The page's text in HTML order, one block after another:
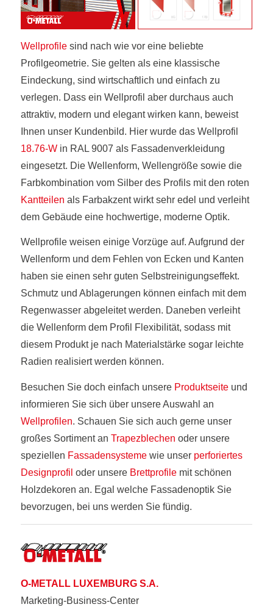
Wellprofilesind nach wie vor eine beliebte
Profilgeometrie. Sie gelten als eine klassische
Eindeckung, sind wirtschaftlich und einfach zu
verlegen. Dass ein Wellprofil aber durchaus auch
attraktiv, modern und elegant wirken kann, beweist
Ihnen unser Kundenbild. Hier wurde das Wellprofil
18.76-Win RAL 9007 als Fassadenverkleidung
eingesetzt. Die Wellenform, Wellengröße sowie die
Farbkombination vom Silber des Profils mit den roten
Kantteilen als Farbakzent wirkt sehr edel und verleiht
dem Gebäude eine hochwertige, moderne Optik.
Wellprofile weisen einige Vorzüge auf. Aufgrund der
Wellenform und dem Fehlen von Ecken und Kanten
haben sie einen sehr guten Selbstreinigungseffekt.
Schmutz und Ablagerungen können einfach mit dem
Regenwasser abgeleitet werden. Daneben verleiht
die Wellenform dem Profil Flexibilität, sodass mit
diesem Produkt je nach Materialstärke sogar leichte
Radien realisiert werden können.
Besuchen Sie doch einfach unsere Produktseiteund
informieren Sie sich über unsere Auswahl an
Wellprofilen. Schauen Sie sich auch gerne unser
großes Sortiment an Trapezblechen oder unsere
speziellen Fassadensystemewie unser perforiertes
Designprofil oder unsere Brettprofilemit schönen
Holzdekoren an. Egal welche Fassadenoptik Sie
bevorzugen, bei uns werden Sie fündig.
O-METALL LUXEMBURG S.A.
Marketing-Business-Center